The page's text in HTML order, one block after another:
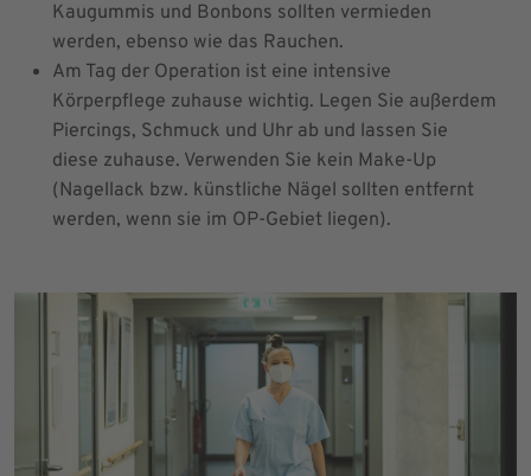
Kaugummis und Bonbons sollten vermieden
werden, ebenso wie das Rauchen.
Am Tag der Operation ist eine intensive
Körperpflege zuhause wichtig. Legen Sie außerdem
Piercings, Schmuck und Uhr ab und lassen Sie
diese zuhause. Verwenden Sie kein Make-Up
(Nagellack bzw. künstliche Nägel sollten entfernt
werden, wenn sie im OP-Gebiet liegen).